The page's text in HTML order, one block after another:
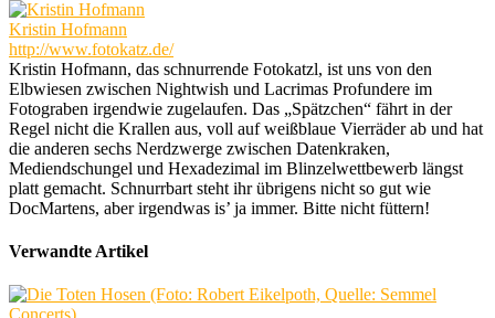
Kristin Hofmann
http://www.fotokatz.de/
Kristin Hofmann, das schnurrende Fotokatzl, ist uns von den
Elbwiesen zwischen Nightwish und Lacrimas Profundere im
Fotograben irgendwie zugelaufen. Das „Spätzchen“ fährt in der
Regel nicht die Krallen aus, voll auf weißblaue Vierräder ab und hat
die anderen sechs Nerdzwerge zwischen Datenkraken,
Mediendschungel und Hexadezimal im Blinzelwettbewerb längst
platt gemacht. Schnurrbart steht ihr übrigens nicht so gut wie
DocMartens, aber irgendwas is’ ja immer. Bitte nicht füttern!
Verwandte Artikel